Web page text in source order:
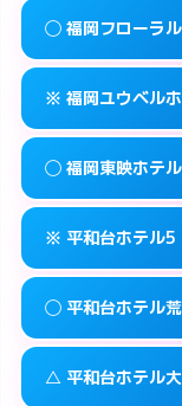
info このホテ
map 福岡市中
info このホテ
案内方法: 派
smartphone 092-
map 福岡市中
info このホテ
案内方法:状
smartphone 092-
map 福岡市中
info このホテ
◯ 福岡フローラ
案内方法: 女
smartphone 092-
map 福岡市中
info このホテ
※ 福岡ユウベル
案内方法: カ
待ち合わせ。
info このホテ
◯ 福岡東映ホテル
案内方法: 女
smartphone 092-
map 福岡市中
※ 平和台ホテル5
案内方法: カ
待ち合わせ。
◯ 平和台ホテル
△ 平和台ホテル